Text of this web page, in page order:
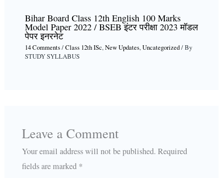
Bihar Board Class 12th English 100 Marks
Model Paper 2022 / BSEB इंटर परीक्षा 2023 मॉडल
पेपर इनरनेट
14 Comments/Class 12th ISc,New Updates,Uncategorized/ By
STUDY SYLLABUS
Leave a Comment
Your email address will not be published. Required
fields are marked *